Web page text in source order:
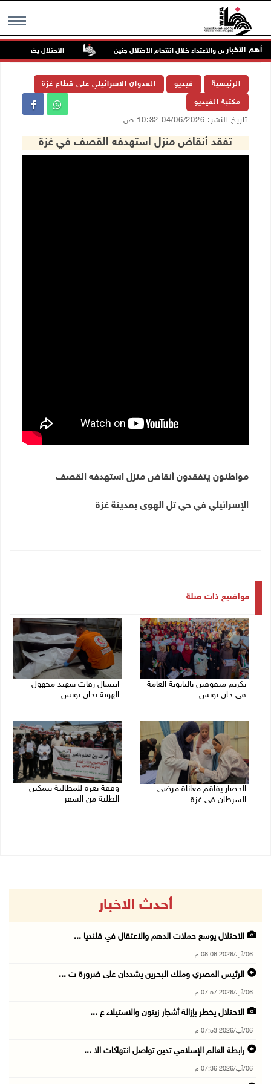
MENU أهم الاخبار
بالرصاص والاعتداء خلال اقتحام الاحتلال جنين الاحتلال يخطر بإزالة
الرئيسية فيديو العدوان الاسرائيلي على قطاع غزة
مكتبة الفيديو
تاريخ النشر: 04/06/2026 10:32 ص
تفقد أنقاض منزل استهدفه القصف في غزة
مواطنون يتفقدون أنقاض منزل استهدفه القصف
الإسرائيلي في حي تل الهوى بمدينة غزة
مواضيع ذات صلة
تكريم متفوقين بالثانوية العامة
في خان يونس
انتشال رفات شهيد مجهول
الهوية بخان يونس
الحصار يفاقم معاناة مرضى
السرطان في غزة
وقفة بغزة للمطالبة بتمكين
الطلبة من السفر
أحدث الاخبار
الاحتلال يوسع حملات الدهم والاعتقال في قلنديا ...
06/آب/2026 08:06 م
الرئيس المصري وملك البحرين يشددان على ضرورة ت ...
06/آب/2026 07:57 م
الاحتلال يخطر بإزالة أشجار زيتون والاستيلاء ع ...
06/آب/2026 07:53 م
رابطة العالم الإسلامي تدين تواصل انتهاكات الا ...
06/آب/2026 07:36 م